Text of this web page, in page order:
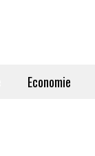
Economie